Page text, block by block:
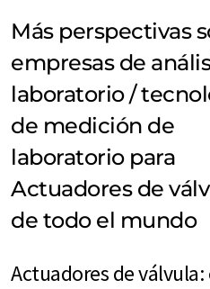
Más perspectivas
empresas de
laboratorio /
de medición de
laboratorio para
Actuadores de
de todo el mundo
Actuadores de